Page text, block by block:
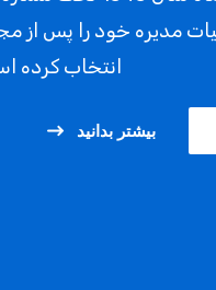
انتخاب کرده
بیشتر بدانید